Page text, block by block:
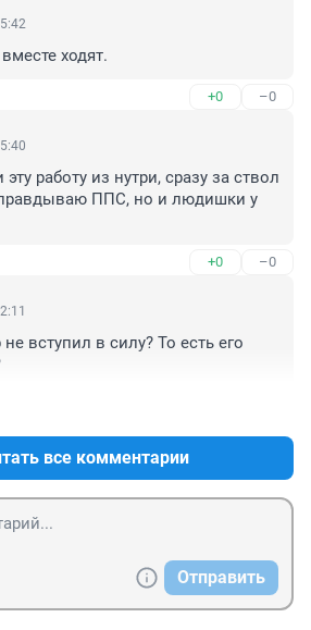
ходят.
+0 –0
работу из нутри, сразу за ствол
ППС, но и людишки у
+0 –0
вступил в силу? То есть его
все комментарии
Отправить